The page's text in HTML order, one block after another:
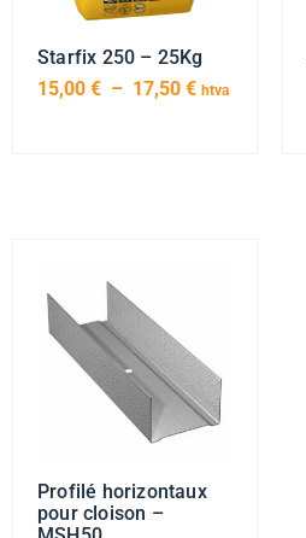
Starfix 250 – 25Kg
15,00 € – 17,50 € htva
Profilé horizontaux
pour cloison –